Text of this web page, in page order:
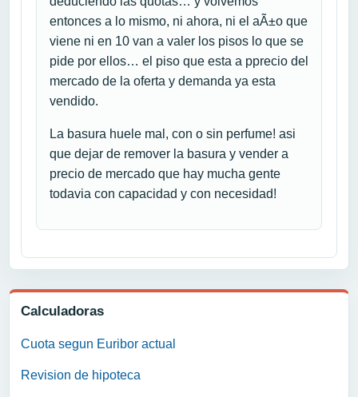
Calculadoras
Cuota segun Euribor actual
Revision de hipoteca
entonces a lo mismo, ni ahora, ni el aÃ±o que
viene ni en 10 van a valer los pisos lo que se
pide por ellos… el piso que esta a pprecio del
mercado de la oferta y demanda ya esta
vendido.
La basura huele mal, con o sin perfume! asi
que dejar de remover la basura y vender a
precio de mercado que hay mucha gente
todavia con capacidad y con necesidad!